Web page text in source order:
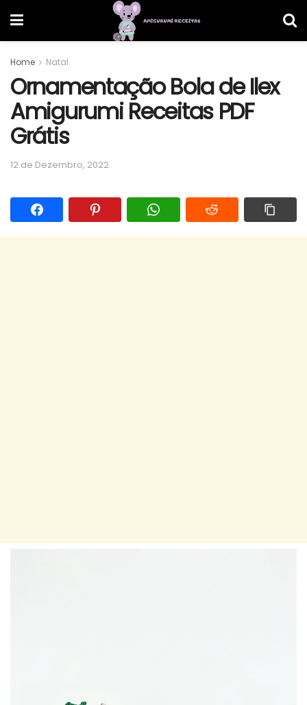
Home Natal
Ornamentação Bola de Ilex
Amigurumi Receitas PDF
Grátis
12 de Dezembro, 2022